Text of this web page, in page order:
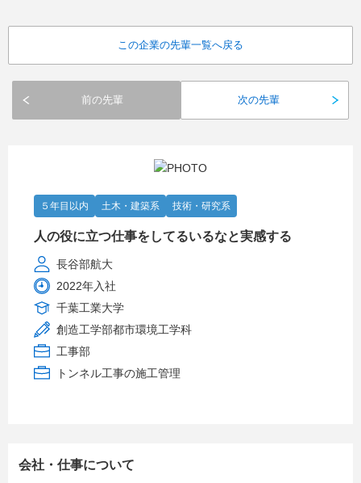
前の先輩
この企業の先輩一覧へ戻る
次の先輩
５年目以内 土木・建築系 技術・研究系
人の役に立つ仕事をしてるいるなと実感する
長谷部航大
2022年入社
千葉工業大学
創造工学部都市環境工学科
工事部
トンネル工事の施工管理
会社・仕事について